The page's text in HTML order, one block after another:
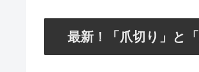
最新！「爪切り」と